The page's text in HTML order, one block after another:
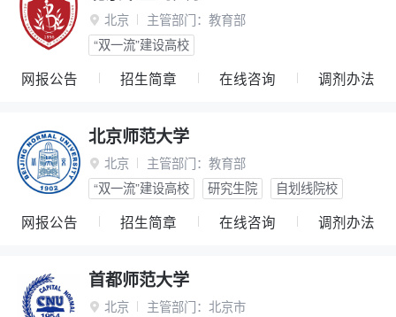
 北京 主管部门： 教育部
“双一流”建设高校
网报公告 招生简章 在线咨询 调剂办法
北京师范大学
 北京 主管部门： 教育部
“双一流”建设高校
研究生院 自划线院校
网报公告 招生简章 在线咨询 调剂办法
首都师范大学
 北京 主管部门： 北京市